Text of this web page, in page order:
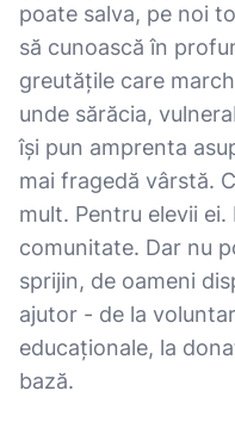
poate salva, pe noi
să cunoască în
greutățile care
unde sărăcia,
își pun amprenta
mai fragedă vârstă.
mult. Pentru elevii
comunitate. Dar nu
sprijin, de oameni
ajutor - de la
educaționale, la
bază.